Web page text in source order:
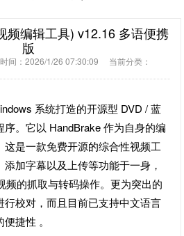
频编辑工具) v12.16 多语便携
版
间：2026/1/26 07:30:09 当前分类：
系统打造的开源型 DVD / 蓝
。它以 HandBrake 作为自身的编
是一款免费开源的综合性视频工
加字幕以及上传等功能于一身，
频的抓取与转码操作。更为突出的
校对，而且目前已支持中文语言
捷性 。